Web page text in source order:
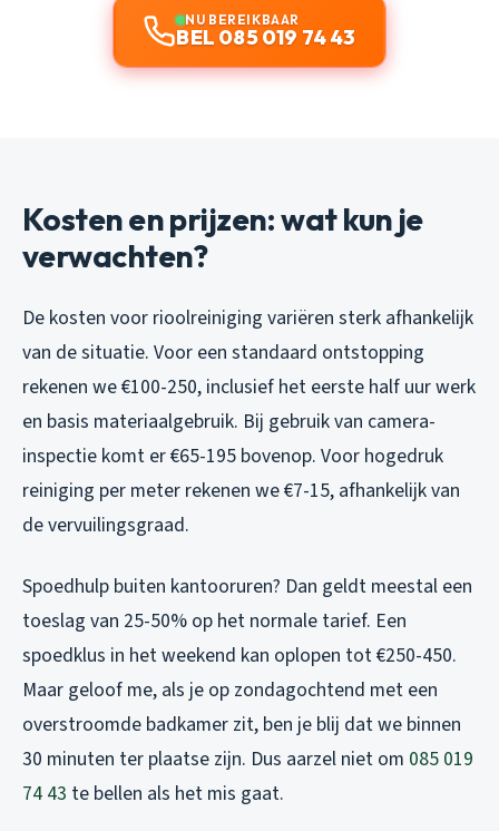
NU BEREIKBAAR
BEL 085 019 74 43
Kosten en prijzen: wat kun je
verwachten?
De kosten voor rioolreiniging variëren sterk afhankelijk
van de situatie. Voor een standaard ontstopping
rekenen we €100-250, inclusief het eerste half uur werk
en basis materiaalgebruik. Bij gebruik van camera-
inspectie komt er €65-195 bovenop. Voor hogedruk
reiniging per meter rekenen we €7-15, afhankelijk van
de vervuilingsgraad.
Spoedhulp buiten kantooruren? Dan geldt meestal een
toeslag van 25-50% op het normale tarief. Een
spoedklus in het weekend kan oplopen tot €250-450.
Maar geloof me, als je op zondagochtend met een
overstroomde badkamer zit, ben je blij dat we binnen
30 minuten ter plaatse zijn. Dus aarzel niet om 085 019
74 43 te bellen als het mis gaat.